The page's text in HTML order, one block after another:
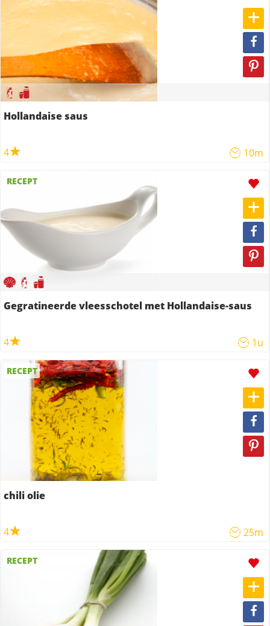
Hollandaise saus
4 10m
RECEPT
Gegratineerde vleesschotel met Hollandaise-saus
4 1u
RECEPT
chili olie
4 25m
RECEPT